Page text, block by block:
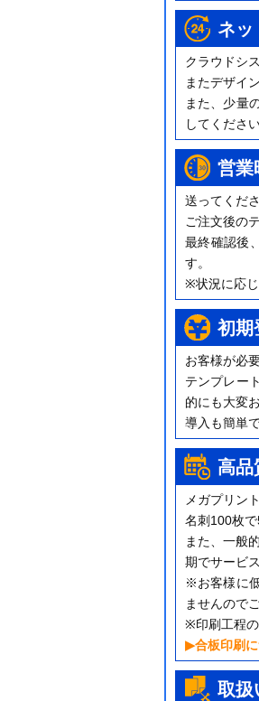
ネッ
クラウドシ
またデザイ
また、少量
してください
営業
送ってくだ
ご注文後の
最終確認後
す。
※状況に応じ
初期
お客様が必
テンプレー
的にも大変
導入も簡単
高品
メガプリン
名刺100枚
また、一般
期でサービ
※お客様に
ませんので
※印刷工程の
▶合板印刷
取扱